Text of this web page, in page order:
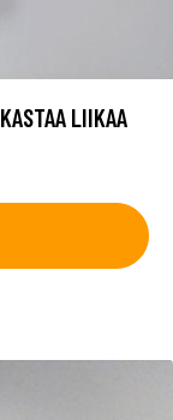
LIIKAA